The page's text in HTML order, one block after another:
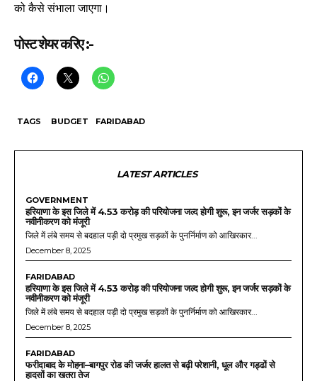
को कैसे संभाला जाएगा।
पोस्ट शेयर करिए :-
TAGS BUDGET FARIDABAD
LATEST ARTICLES
GOVERNMENT
हरियाणा के इस जिले में 4.53 करोड़ की परियोजना जल्द होगी शुरू, इन जर्जर सड़कों के
नवीनीकरण को मंजूरी
जिले में लंबे समय से बदहाल पड़ी दो प्रमुख सड़कों के पुनर्निर्माण को आखिरकार...
December 8, 2025
FARIDABAD
हरियाणा के इस जिले में 4.53 करोड़ की परियोजना जल्द होगी शुरू, इन जर्जर सड़कों के
नवीनीकरण को मंजूरी
जिले में लंबे समय से बदहाल पड़ी दो प्रमुख सड़कों के पुनर्निर्माण को आखिरकार...
December 8, 2025
FARIDABAD
फरीदाबाद के मोहना–बागपुर रोड की जर्जर हालत से बढ़ी परेशानी, धूल और गड्ढों से
हादसों का खतरा तेज